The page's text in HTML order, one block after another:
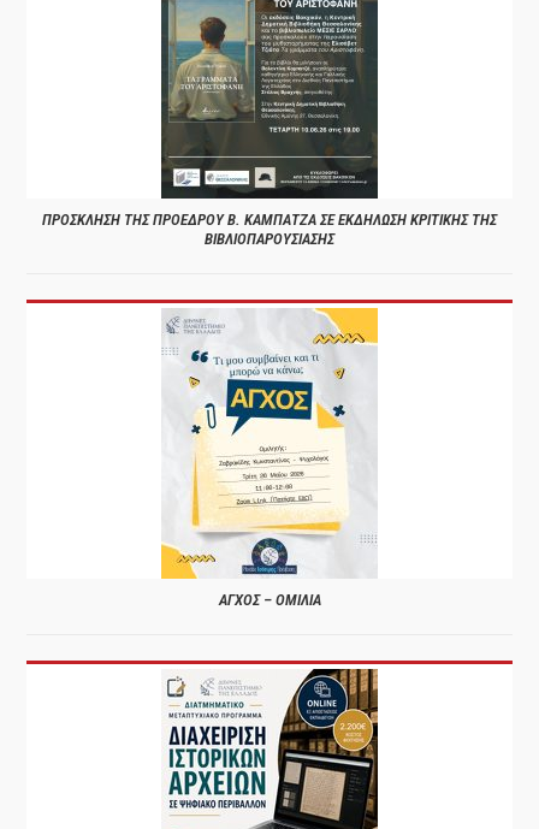
ΠΡΟΣΚΛΗΣΗ ΤΗΣ ΠΡΟΕΔΡΟΥ Β. ΚΑΜΠΑΤΖΑ ΣΕ ΕΚΔΗΛΩΣΗ ΚΡΙΤΙΚΗΣ ΤΗΣ
ΒΙΒΛΙΟΠΑΡΟΥΣΙΑΣΗΣ
ΑΓΧΟΣ – ΟΜΙΛΙΑ